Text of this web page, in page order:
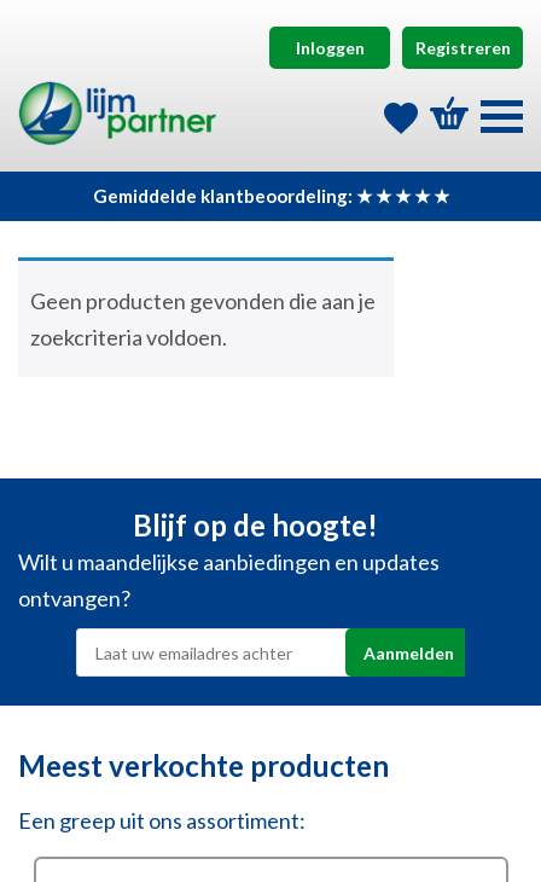
Inloggen Registreren
Gemiddelde klantbeoordeling: ★ ★ ★ ★ ★
Geen producten gevonden die aan je
zoekcriteria voldoen.
Blijf op de hoogte!
Wilt u maandelijkse aanbiedingen en updates
ontvangen?
Meest verkochte producten
Een greep uit ons assortiment: